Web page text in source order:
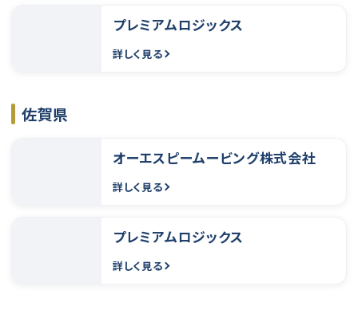
プレミアムロジックス
詳しく見る
佐賀県
オーエスピームービング株式会社
詳しく見る
プレミアムロジックス
詳しく見る